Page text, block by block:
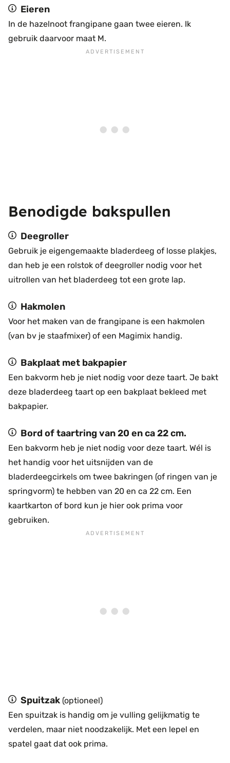
Eieren
In de hazelnoot frangipane gaan twee eieren. Ik
gebruik daarvoor maat M.
Benodigde bakspullen
Deegroller
Gebruik je eigengemaakte bladerdeeg of losse plakjes,
dan heb je een rolstok of deegroller nodig voor het
uitrollen van het bladerdeeg tot een grote lap.
Hakmolen
Voor het maken van de frangipane is een hakmolen
(van bv je staafmixer) of een Magimix handig.
Bakplaat met bakpapier
Een bakvorm heb je niet nodig voor deze taart. Je bakt
deze bladerdeeg taart op een bakplaat bekleed met
bakpapier.
Bord of taartring van 20 en ca 22 cm.
Een bakvorm heb je niet nodig voor deze taart. Wél is
het handig voor het uitsnijden van de
bladerdeegcirkels om twee bakringen (of ringen van je
springvorm) te hebben van 20 en ca 22 cm. Een
kaartkarton of bord kun je hier ook prima voor
gebruiken.
Spuitzak (optioneel)
Een spuitzak is handig om je vulling gelijkmatig te
verdelen, maar niet noodzakelijk. Met een lepel en
spatel gaat dat ook prima.